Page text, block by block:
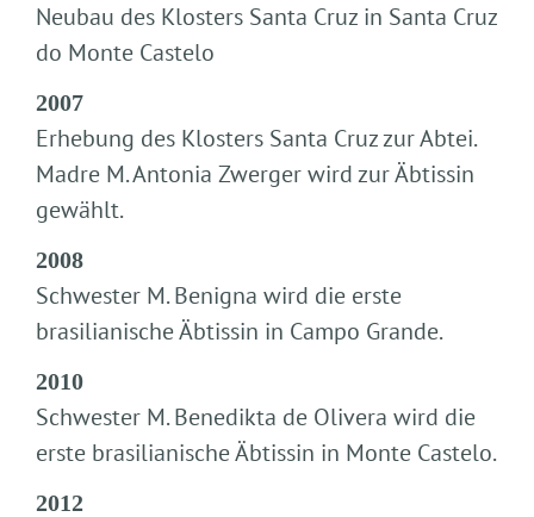
Neubau des Klosters Santa Cruz in Santa Cruz
do Monte Castelo
2007
Erhebung des Klosters Santa Cruz zur Abtei.
Madre M. Antonia Zwerger wird zur Äbtissin
gewählt.
2008
Schwester M. Benigna wird die erste
brasilianische Äbtissin in Campo Grande.
2010
Schwester M. Benedikta de Olivera wird die
erste brasilianische Äbtissin in Monte Castelo.
2012